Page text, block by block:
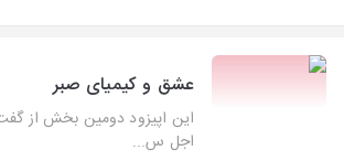
عشق و کیمیای صبر
این اپیزود دومین بخش از
اجل س...